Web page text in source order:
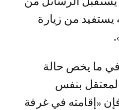
يستفيد من زيارة
في ما يخص حالة
بنفس
«إقامته في غرفة